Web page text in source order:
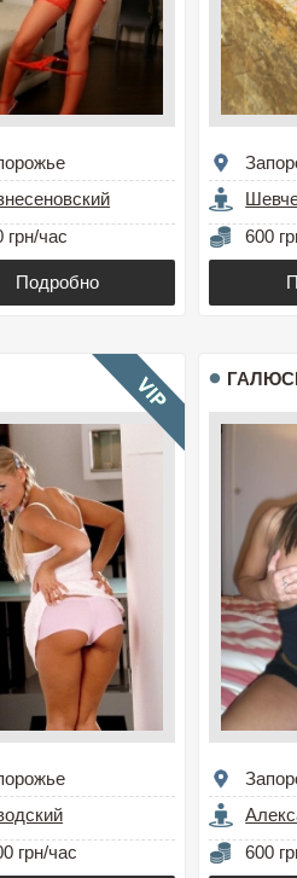
грн/час
Подробно
600
грн/час
600